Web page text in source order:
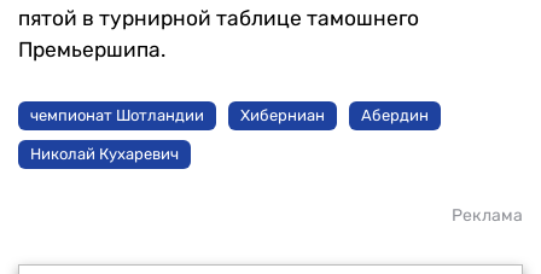
пятой в турнирной таблице тамошнего
Премьершипа.
чемпионат Шотландии Хиберниан Абердин
Николай Кухаревич
Реклама